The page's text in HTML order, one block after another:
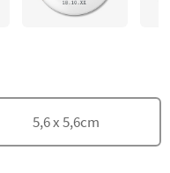
5,6x5,6cm